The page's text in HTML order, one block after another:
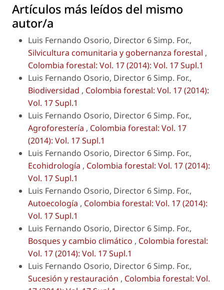
Artículos más leídos del mismo
autor/a
Luis Fernando Osorio, Director 6 Simp. For.,
Silvicultura comunitaria y gobernanza forestal ,
Colombia forestal: Vol. 17 (2014): Vol. 17 Supl.1
Luis Fernando Osorio, Director 6 Simp. For.,
Biodiversidad , Colombia forestal: Vol. 17 (2014):
Vol. 17 Supl.1
Luis Fernando Osorio, Director 6 Simp. For.,
Agroforestería , Colombia forestal: Vol. 17
(2014): Vol. 17 Supl.1
Luis Fernando Osorio, Director 6 Simp. For.,
Ecohidrología , Colombia forestal: Vol. 17 (2014):
Vol. 17 Supl.1
Luis Fernando Osorio, Director 6 Simp. For.,
Autoecología , Colombia forestal: Vol. 17 (2014):
Vol. 17 Supl.1
Luis Fernando Osorio, Director 6 Simp. For.,
Bosques y cambio climático , Colombia forestal:
Vol. 17 (2014): Vol. 17 Supl.1
Luis Fernando Osorio, Director 6 Simp. For.,
Sucesión y restauración , Colombia forestal: Vol.